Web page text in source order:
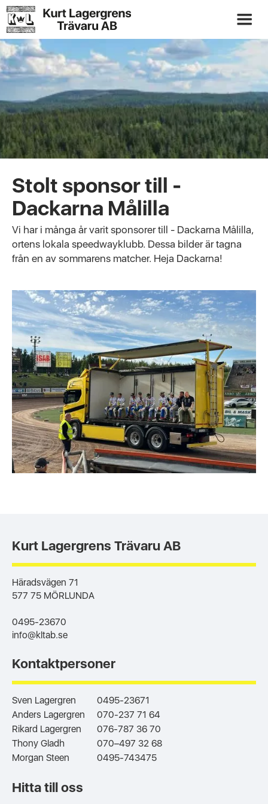
Stolt sponsor till -
Dackarna Målilla
Vi har i många år varit sponsorer till - Dackarna Målilla,
ortens lokala speedwayklubb. Dessa bilder är tagna
från en av sommarens matcher. Heja Dackarna!
Kurt Lagergrens Trävaru AB
Häradsvägen 71
577 75 MÖRLUNDA
0495-23670
info@kltab.se
Kontaktpersoner
Sven Lagergren
0495-23671
Anders Lagergren
070-237 71 64
Rikard Lagergren
076-787 36 70
Thony Gladh
070–497 32 68
Morgan Steen
0495-743475
Hitta till oss